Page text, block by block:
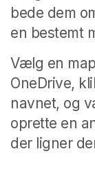
bede dem
en bestemt
Vælg en
OneDrive,
navnet, og
oprette en
der ligner